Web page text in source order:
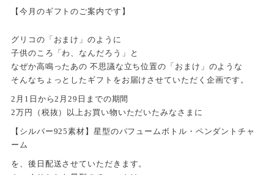
【今月のギフトのご案内です】
グリコの「おまけ」のように
子供のころ「わ、なんだろう」と
なぜか高鳴ったあの 不思議な立ち位置の「おまけ」のような
そんなちょっとしたギフトをお届けさせていただく企画です。
2月1日から2月29日までの期間
2万円（税抜）以上お買い物いただいたみなさまに
【シルバー925素材】星型のパフュームボトル・ペンダントチャ
ーム
を、後日配送させていただきます。